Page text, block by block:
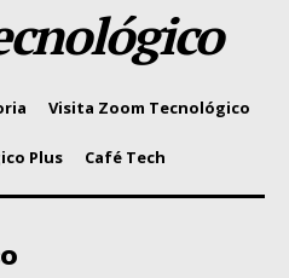
Visita Zoom Tecnológico
Plus Café Tech